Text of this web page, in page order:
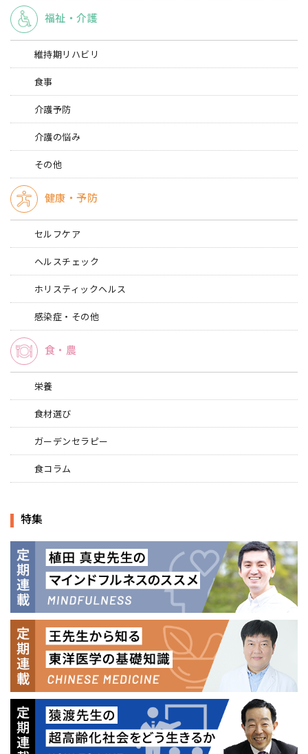
福祉・介護
維持期リハビリ
食事
介護予防
介護の悩み
その他
健康・予防
セルフケア
ヘルスチェック
ホリスティックヘルス
感染症・その他
食・農
栄養
食材選び
ガーデンセラピー
食コラム
特集